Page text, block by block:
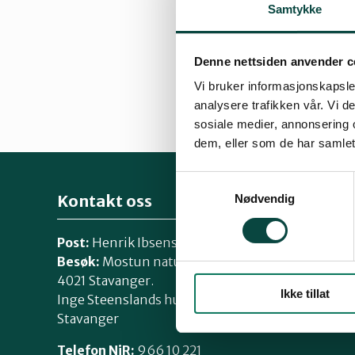
Samtykke
Denne nettsiden anvender
Vi bruker
analysere trafikken vår. Vi
sosiale medier,
dem, eller som de har
Nødvendig
Ikke tillat
By
20.12.2016 09:37
Kontakt oss
Post: Henrik Ibsensgate 59, 4021 Stavanger
Besøk: Mostun natursenter, Henrik Ibsensgate
4021 Stavanger.
Inge Steenslands hus, Henrik Ibsensgate 61, 4021
Stavanger
Telefon NiR: 966 10 221